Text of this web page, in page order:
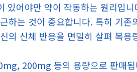
있어야만 약이 작동하는 원리입
하는 것이 중요합니다. 특히 기
의 신체 반응을 면밀히 살펴 복
200mg 등의 용량으로 판매